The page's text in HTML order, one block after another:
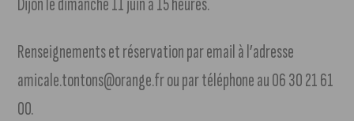
Renseignements et réservation par email à l’adresse
amicale.tontons@orange.fr ou par téléphone au 06 30 21 61
00.